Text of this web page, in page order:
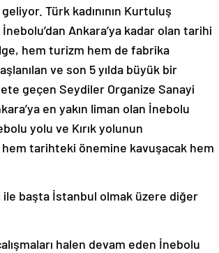
Türk kadınının Kurtuluş
Ankara’ya kadar olan tarihi
hem turizm hem de fabrika
ve son 5 yılda büyük bir
geçen Seydiler Organize Sanayi
en yakın liman olan İnebolu
yolu ve Kırık yolunun
tarihteki önemine kavuşacak hem
ile başta İstanbul olmak üzere diğer
halen devam eden İnebolu